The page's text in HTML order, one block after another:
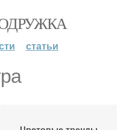
статьи